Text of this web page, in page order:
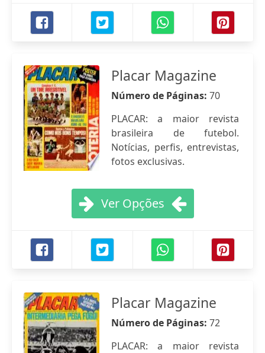
Placar Magazine
Número de Páginas: 70
PLACAR: a maior revista
brasileira de futebol.
Notícias, perfis, entrevistas,
fotos exclusivas.
Ver Opções
Placar Magazine
Número de Páginas: 72
PLACAR: a maior revista